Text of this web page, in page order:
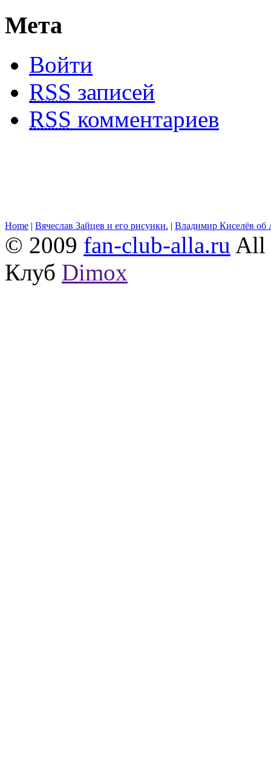
Мета
Войти
RSS записей
RSS комментариев
Home | Вячеслав Зайцев и его рисунки. | Владимир Киселёв об
© 2009 fan-club-alla.ru All
Клуб Dimox